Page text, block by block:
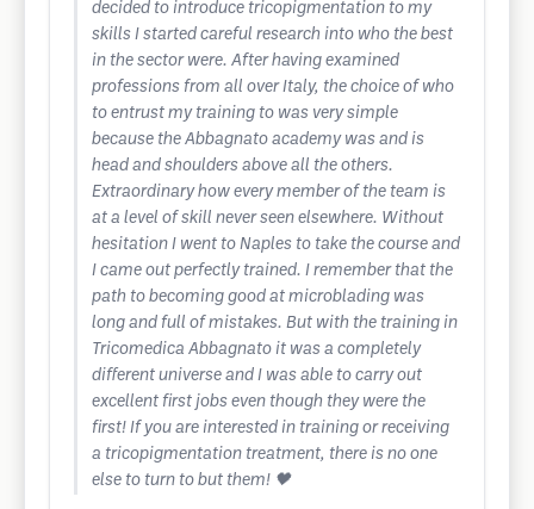
decided to introduce tricopigmentation to my
skills I started careful research into who the best
in the sector were. After having examined
professions from all over Italy, the choice of who
to entrust my training to was very simple
because the Abbagnato academy was and is
head and shoulders above all the others.
Extraordinary how every member of the team is
at a level of skill never seen elsewhere. Without
hesitation I went to Naples to take the course and
I came out perfectly trained. I remember that the
path to becoming good at microblading was
long and full of mistakes. But with the training in
Tricomedica Abbagnato it was a completely
different universe and I was able to carry out
excellent first jobs even though they were the
first! If you are interested in training or receiving
a tricopigmentation treatment, there is no one
else to turn to but them! 🖤